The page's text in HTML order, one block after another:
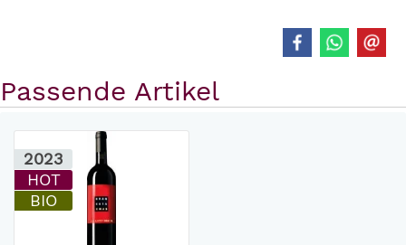
Passende Artikel
2023
HOT
BIO